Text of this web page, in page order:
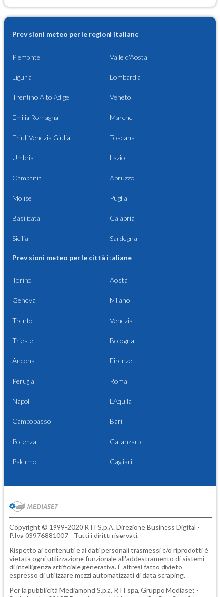
Previsioni meteo per le regioni italiane
Piemonte Valle d'Aosta
Liguria Lombardia
Trentino Alto Adige Veneto
Emilia Romagna Marche
Friuli Venezia Giulia Toscana
Umbria Lazio
Campania Abruzzo
Molise Puglia
Basilicata Calabria
Sicilia Sardegna
Previsioni meteo per le città italiane
Torino Aosta
Genova Milano
Trento Venezia
Trieste Bologna
Ancona Firenze
Perugia Roma
Napoli L'Aquila
Campobasso Bari
Potenza Catanzaro
Palermo Cagliari
Copyright © 1999-2020 RTI S.p.A. Direzione Business Digital -
P.Iva 03976881007 - Tutti i diritti riservati.
Rispetto ai contenuti e ai dati personali trasmessi e/o riprodotti è
vietata ogni utilizzazione funzionale all'addestramento di sistemi
di intelligenza artificiale generativa. È altresì fatto divieto
espresso di utilizzare mezzi automatizzati di data scraping.
Per la pubblicità Mediamond S.p.a. RTI spa, Gruppo Mediaset -